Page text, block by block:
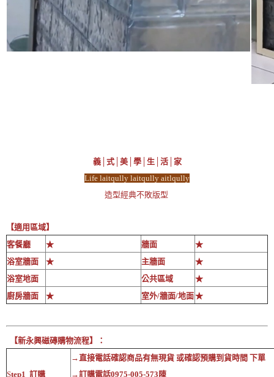
義│式│美│學│生│活│家
Life laitqully laitqully aitlqully
造型經典不敗版型
【適用區域】
客餐廳
★ 牆面
★
浴室牆面
★ 主牆面
★
浴室地面
公共區域
★
廚房牆面
★ 室外/牆面/地面★
【新永興磁磚購物流程】：
Step1 訂購
→直接電話確認商品有無現貨 或確認預購到貨時間 下單
→訂購電話0975-005-573陳